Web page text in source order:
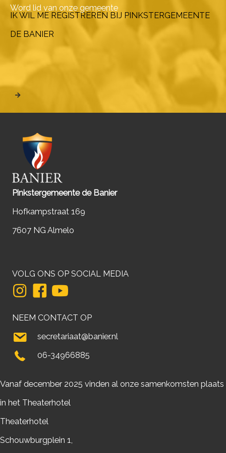
Word lid van onze gemeente
IK WIL ME REGISTREREN BIJ PINKSTERGEMEENTE
DE BANIER
Pinkstergemeente de Banier
Hofkampstraat 169
7607 NG Almelo
VOLG ONS OP SOCIAL MEDIA
NEEM CONTACT OP
secretariaat@banier.nl
06-34966885
Vanaf december 2025 vinden al onze samenkomsten plaats
in het Theaterhotel
Theaterhotel
Schouwburgplein 1,